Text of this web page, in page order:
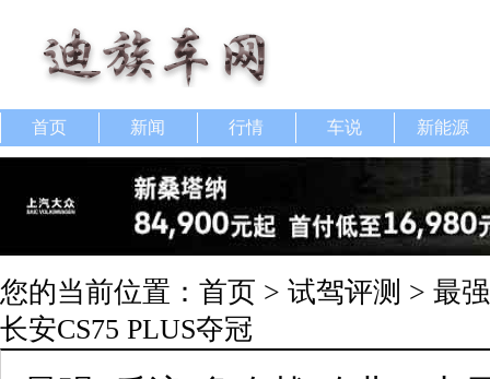
首页 新闻 行情 车说 新能源
您的当前位置： 首页 > 试驾评测 > 最
长安CS75 PLUS夺冠